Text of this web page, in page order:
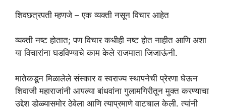
शिवछत्रपती म्हणजे – एक व्यक्ती नसून विचार आहेत
व्यक्ती नष्ट होतात; पण विचार कधीही नष्ट होत नाहीत आणि अशा
या विचारांना घडविण्याचे काम केले राजमाता जिजाऊंनी.
मातेकडून मिळालेले संस्कार व स्वराज्य स्थापनेची प्रेरणा घेऊन
शिवाजी महाराजांनी आपल्या बांधवांना गुलामगिरीतून मुक्त करण्याचा
उद्देश डोळ्यासमोर ठेवेला आणि त्याप्रमाणे वाटचाल केली. त्यांनी